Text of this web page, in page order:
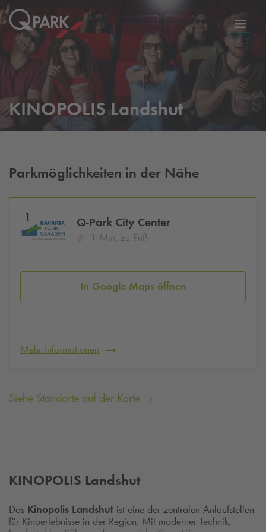
Zur
KINOPOLIS Landshut
Parkmöglichkeiten in der Nähe
1 Q-Park City Center
1 Min. zu Fuß
In Google Maps öffnen
Mehr Informationen
Siehe Standorte auf der Karte
KINOPOLIS Landshut
Das Kinopolis Landshut ist eine der zentralen Anlaufstellen
für Kinoerlebnisse in der Region. Mit moderner Technik,